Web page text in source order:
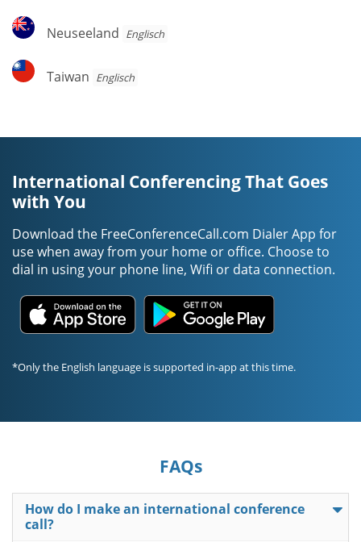
Neuseeland
Neuseeland Englisch
Taiwan
Taiwan Englisch
International Conferencing That Goes
with You
Download the FreeConferenceCall.com Dialer App for
use when away from your home or office. Choose to
dial in using your phone line, Wifi or data connection.
*Only the English language is supported in-app at this time.
FAQs
How do I make an international conference
call?